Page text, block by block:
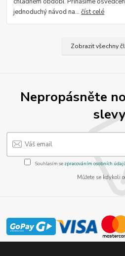
jednoduchý návod na...číst celé
Zobrazit všechny
Nepropásněte
Souhlasím se zpracováním osobních
Můžete se kdykoli